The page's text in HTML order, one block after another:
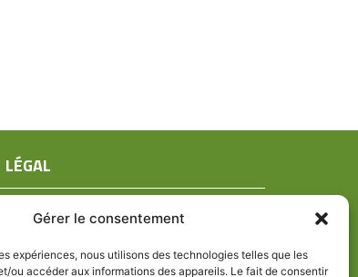
Gérer le consentement
expériences, nous utilisons des technologies telles que les
ou accéder aux informations des appareils. Le fait de consentir
LÉGAL
Mentions légales
Politique de confidentialité